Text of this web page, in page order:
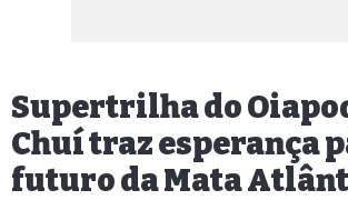
Supertrilha do
Chuí traz esperança
futuro da Mata